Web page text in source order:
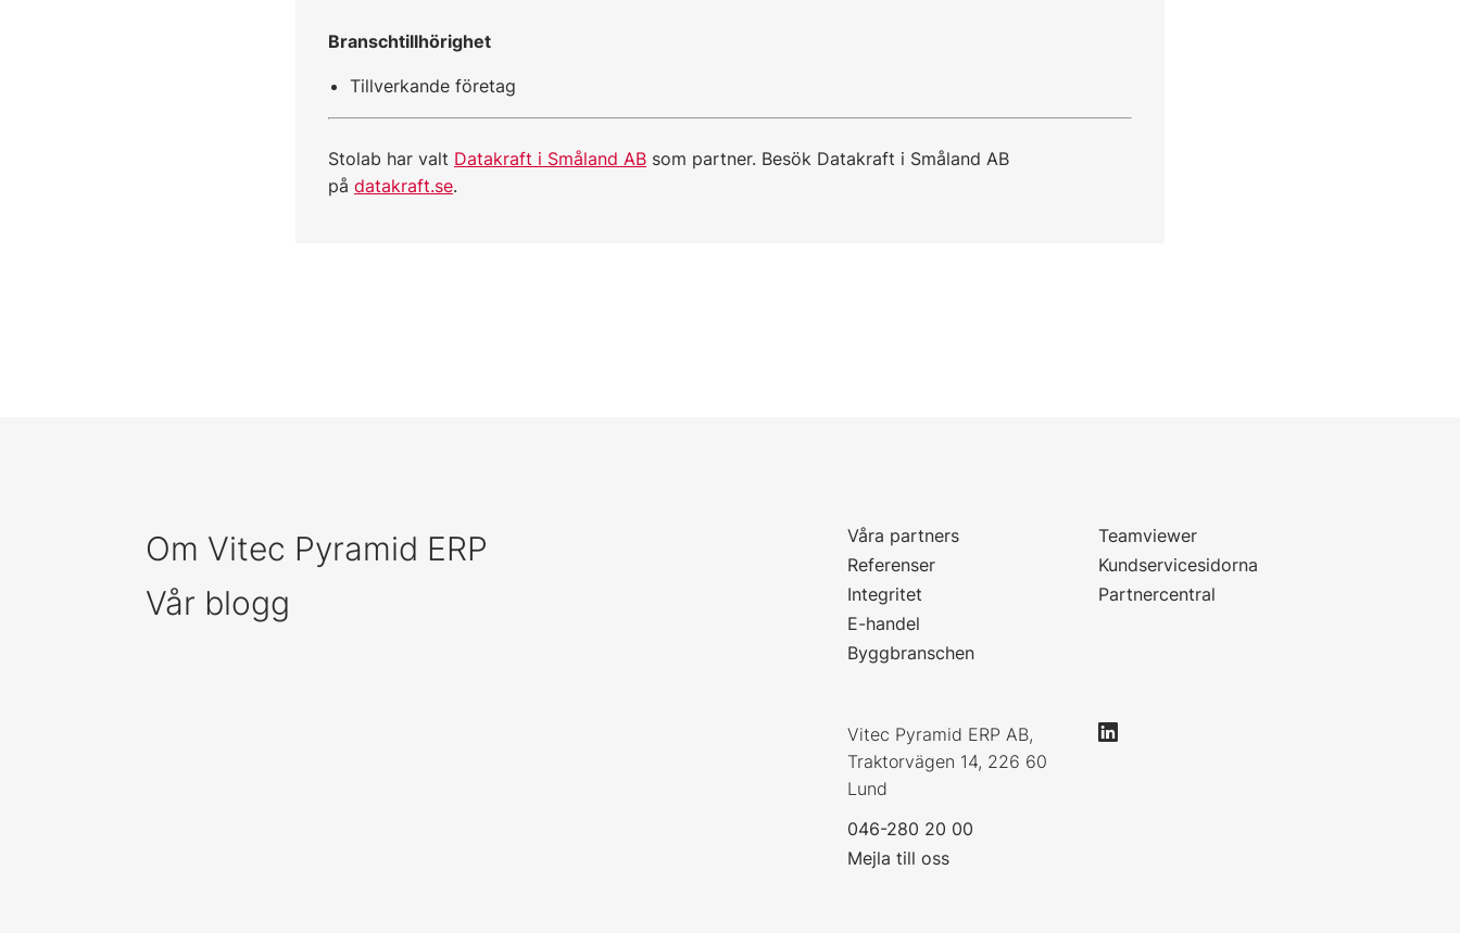
Branschtillhörighet
Tillverkande företag
Stolab har valt Datakraft i Småland AB som partner. Besök Datakraft i Småland AB
på datakraft.se.
Om Vitec Pyramid ERP
Vår blogg
Våra partners
Referenser
Integritet
E-handel
Byggbranschen
Teamviewer
Kundservicesidorna
Partnercentral
Vitec Pyramid ERP AB,
Traktorvägen 14, 226 60
Lund
046-280 20 00
Mejla till oss